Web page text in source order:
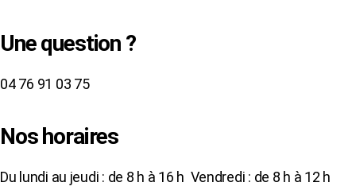
Une question ?
04 76 91 03 75
Nos horaires
Du lundi au jeudi : de 8 h à 16 h Vendredi : de 8 h à 12 h